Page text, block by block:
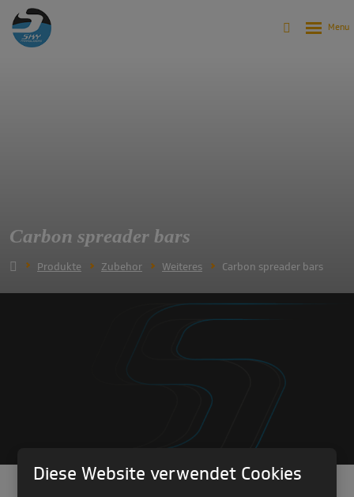
Carbon spreader bars
Produkte Zubehor Weiteres Carbon spreader bars
Diese Website verwendet Cookies